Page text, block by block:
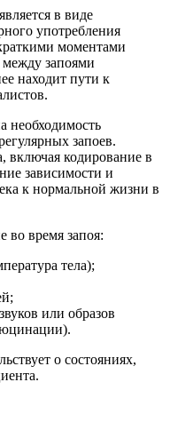
в виде
употребления
моментами
запоями
находит пути к
необходимость
запоев.
включая кодирование в
зависимости и
к нормальной жизни в
время запоя:
тела);
или образов
о состояниях,